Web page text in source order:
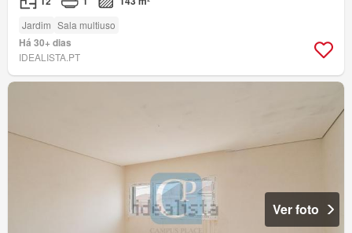
Jardim Sala multiuso
Há 30+ dias
IDEALISTA.PT
Ver foto